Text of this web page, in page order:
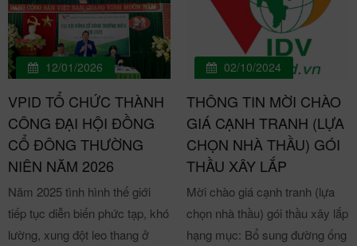
– Thành công” tại văn phòng
trụ sở KCN Khai Quang và
KCN Sông Lô II, đánh dấu thời
đổi mới, tăng tốc và phát triển
bền vững. VPID khai xuân
Bính Ngọ 2026 - Khởi động
thịnh vượng, mã đáo thành
công! Theo truyền thống mỗi
dịp xuân về, Chủ tịch Hội đồng
quản trị và Tổng giám đốc
công nghiệp Sông Lô II được
xây dựng trên địa bàn xã Đồng
Thịnh và xã Yên Thạch, huyện
ha. Tổng mức đầu tư của dự
án hơn 1.500 tỷ đồng do Công
ty Cổ phần Phát triển hạ tầng
Vĩnh Phúc (VPID) làm chủ đầu
tư. Đây là khu công nghiệp đầu
tiên trên địa bàn huyện Sông
Lô được triển khai xây dựng,
12/01/2026
VPID TỔ CHỨC THÀNH
CÔNG ĐẠI HỘI ĐỒNG
CỔ ĐÔNG THƯỜNG
NIÊN NĂM 2026
Năm 2025 tình hình thế giới
tiếp tục diễn biến phức tạp, khó
lường, xung đột leo thang ở
02/10/2024
THÔNG TIN MỜI CHÀO
GIÁ CẠNH TRANH (LỰA
CHỌN NHÀ THẦU) GÓI
THẦU XÂY LẮP
Mời chào giá cạnh tranh (lựa
chọn nhà thầu) gói thầu xây lắp
hạng mục: Bổ sung đường ống